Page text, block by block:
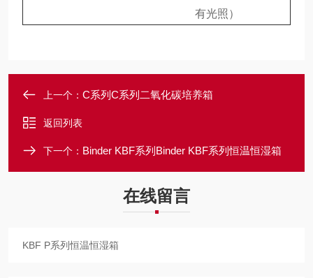
有光照）
上一个： C系列C系列二氧化碳培养箱
返回列表
下一个： Binder KBF系列Binder KBF系列恒温恒湿箱
在线留言